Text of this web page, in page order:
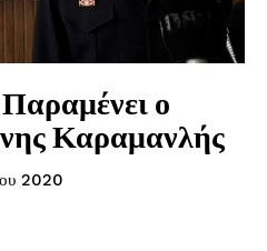
ο
Καραμανλής
2020